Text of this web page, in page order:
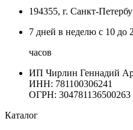
194355, г. Санкт-
7 дней в неделю с 10 до
часов
ИП Чирлин Геннадий
ИНН: 781100306241
ОГРН: 304781136500263
Каталог